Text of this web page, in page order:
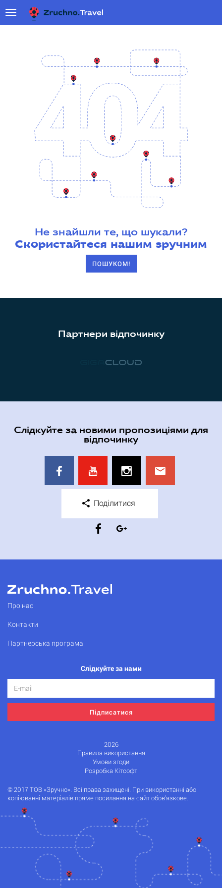
Не знайшли те, що шукали?
Скористайтеся нашим зручним
ПОШУКОМ!
Партнери відпочинку
Слідкуйте за новими пропозиціями для
відпочинку
Поділитися
Про нас
Контакти
Партнерська програма
Слідкуйте за нами
Підписатися
2026
Правила використання
Умови згоди
Розробка Кітсофт
© 2017 ТОВ «Зручно». Всі права захищені. При використанні або
копіюванні матеріалів пряме посилання на сайт обов'язкове.